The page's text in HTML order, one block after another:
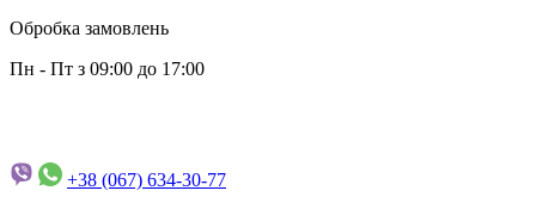
Обробка замовлень
Пн - Пт з 09:00 до 17:00
+38 (067) 634-30-77